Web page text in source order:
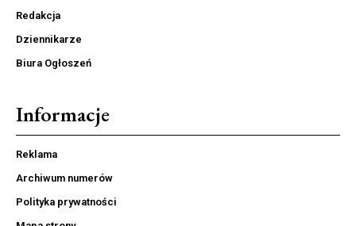
Redakcja
Dziennikarze
Biura Ogłoszeń
Informacje
Reklama
Archiwum numerów
Polityka prywatności